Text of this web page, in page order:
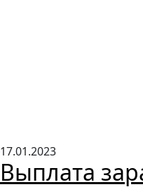
17.01.2023
Выплата